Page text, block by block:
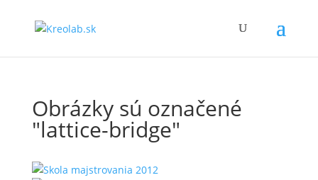
Obrázky sú označené
"lattice-bridge"